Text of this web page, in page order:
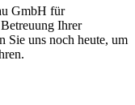
GmbH für
Ihrer
Sie uns noch heute, um